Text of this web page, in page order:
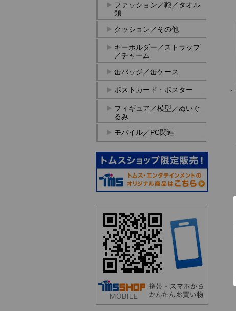
ファッション／鞄／タオル
類
クッション／その他
キーホルダー／ストラップ
／チャーム
缶バッジ／缶ケース
ポストカード・ポスター
フィギュア／模型／ぬいぐ
るみ
モバイル／PC関連